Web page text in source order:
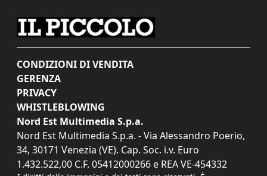
CONDIZIONI DI VENDITA
GERENZA
PRIVACY
WHISTLEBLOWING
Nord Est Multimedia S.p.a.
Nord Est Multimedia S.p.a. - Via Alessandro Poerio,
34, 30171 Venezia (VE). Cap. Soc. i.v. Euro
1.432.522,00 C.F. 05412000266 e REA VE-454332